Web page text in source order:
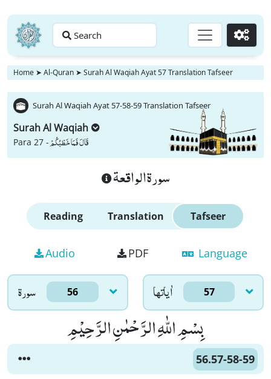
Search Go
Home ➤ Al-Quran ➤ Surah Al Waqiah Ayat 57 Translation Tafseer
Surah Al Waqiah Ayat 57-58-59 Translation Tafseer
Surah Al Waqiah
Para 27 -قَالَ فَمَا خَطْبُكُمْ
سورة الواقعة
Reading Translation Tafseer
Audio PDF Language
سورۃ 56 اٰياتها 57
بِسْمِ اللّٰهِ الرَّحْمٰنِ الرَّحِیْمِ
56.57-58-59